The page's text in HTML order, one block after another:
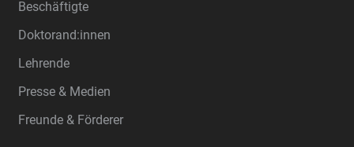
Beschäftigte
Doktorand:innen
Lehrende
Presse & Medien
Freunde & Förderer